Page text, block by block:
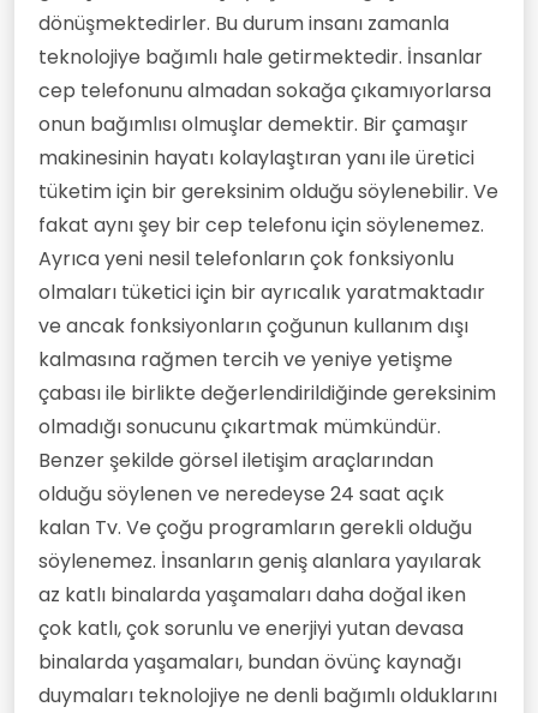
edebiyat/felsefi metinler sayılabilecek
mektuplaşmalar yolu ile uzaklara
ulaşılabilmekteydi. Teknoloji son yüz yılda
yaptığı sıçrama ile on-binlerce yıllık
sıçramasından kat-be-kat fazlasını
gerçekleştirmiştir. Öküzün sabana
koşulması ve buharın makineye
uyarlanmasından sonraki en büyük
sıçramalardan biri olduğu su götürmez
bir gerçekliktir. Zamanla dijital-teknoloji
ile görsel-teknolojinin devasa adımları
karşısında gazeteler daha az alınmaya,
kitaplar daha az okunmaya başlanmıştır.
Mektuplar hak-getire...sanal dünyanın
yaratıcılığı tüm ilişkileri sanallaştırmaya
başlamıştır. Dayanıklı ve dayanıksız
tüketim maddelerinin alım-satımı da
sanal aleme taşınmış ve insan kitleleri
oturdukları yere adeta pasif bir şekilde
hapsedilmiştir. Bu edimsizlik insan
kitlelerini rahatsız etmemektedir; -çünkü
teknolojinin ön-yüzü parlaktır,- tam
tersine oturduğu yerden her şeye
ulaşabilmenin keyfi insana cazip ve
eğlenceli gelmektedir. Bir yandan işsizler
ordusu yaratılırken öbür yandan klavye
başında evde-iş-yönetimi cazibesi ile
insanların tüm zamanları ellerinden
alınmış ve yeni tür emek-sömürüsü
yöntemleri geliştirilmiştir.
dönüşmektedirler. Bu durum insanı zamanla
teknolojiye bağımlı hale getirmektedir. İnsanlar
cep telefonunu almadan sokağa çıkamıyorlarsa
onun bağımlısı olmuşlar demektir. Bir çamaşır
makinesinin hayatı kolaylaştıran yanı ile üretici
tüketim için bir gereksinim olduğu söylenebilir. Ve
fakat aynı şey bir cep telefonu için söylenemez.
Ayrıca yeni nesil telefonların çok fonksiyonlu
olmaları tüketici için bir ayrıcalık yaratmaktadır
ve ancak fonksiyonların çoğunun kullanım dışı
kalmasına rağmen tercih ve yeniye yetişme
çabası ile birlikte değerlendirildiğinde gereksinim
olmadığı sonucunu çıkartmak mümkündür.
Benzer şekilde görsel iletişim araçlarından
olduğu söylenen ve neredeyse 24 saat açık
kalan Tv. Ve çoğu programların gerekli olduğu
söylenemez. İnsanların geniş alanlara yayılarak
az katlı binalarda yaşamaları daha doğal iken
çok katlı, çok sorunlu ve enerjiyi yutan devasa
binalarda yaşamaları, bundan övünç kaynağı
duymaları teknolojiye ne denli bağımlı olduklarını